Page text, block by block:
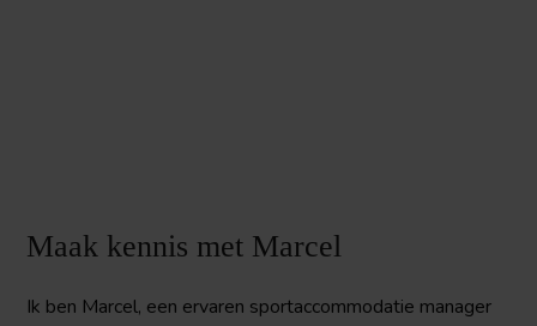
Maak kennis met Marcel
Ik ben Marcel, een ervaren sportaccommodatie manager